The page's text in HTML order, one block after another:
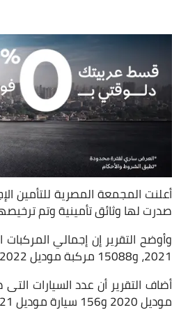
صدرت لها وثائق تأمينية وتم ترخيصها
2021، و15088 مركبة موديل 2022، و5793 مركبه موديل 2023.
موديل 2020 و156 سيارة موديل 2021 و817 سيارة موديل 2022، و1932 سيارة موديل 2023.